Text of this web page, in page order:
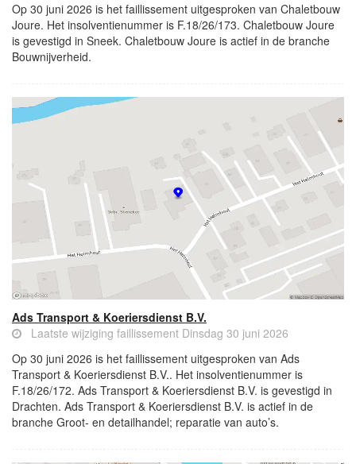
Op 30 juni 2026 is het faillissement uitgesproken van Chaletbouw
Joure. Het insolventienummer is F.18/26/173. Chaletbouw Joure
is gevestigd in Sneek. Chaletbouw Joure is actief in de branche
Bouwnijverheid.
Ads Transport & Koeriersdienst B.V.
Laatste wijziging faillissement Dinsdag 30 juni 2026
Op 30 juni 2026 is het faillissement uitgesproken van Ads
Transport & Koeriersdienst B.V.. Het insolventienummer is
F.18/26/172. Ads Transport & Koeriersdienst B.V. is gevestigd in
Drachten. Ads Transport & Koeriersdienst B.V. is actief in de
branche Groot- en detailhandel; reparatie van auto’s.